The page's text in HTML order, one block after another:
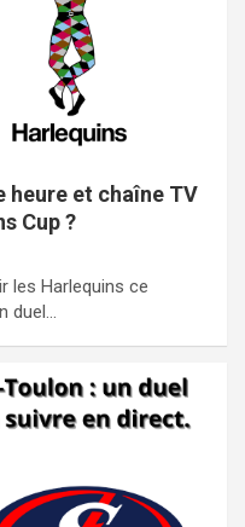
heure et chaîne TV
Cup ?
les Harlequins ce
duel…